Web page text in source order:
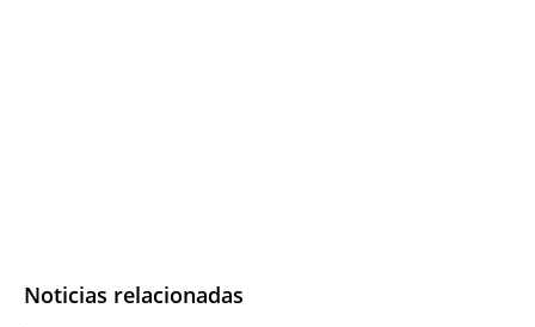
Noticias relacionadas